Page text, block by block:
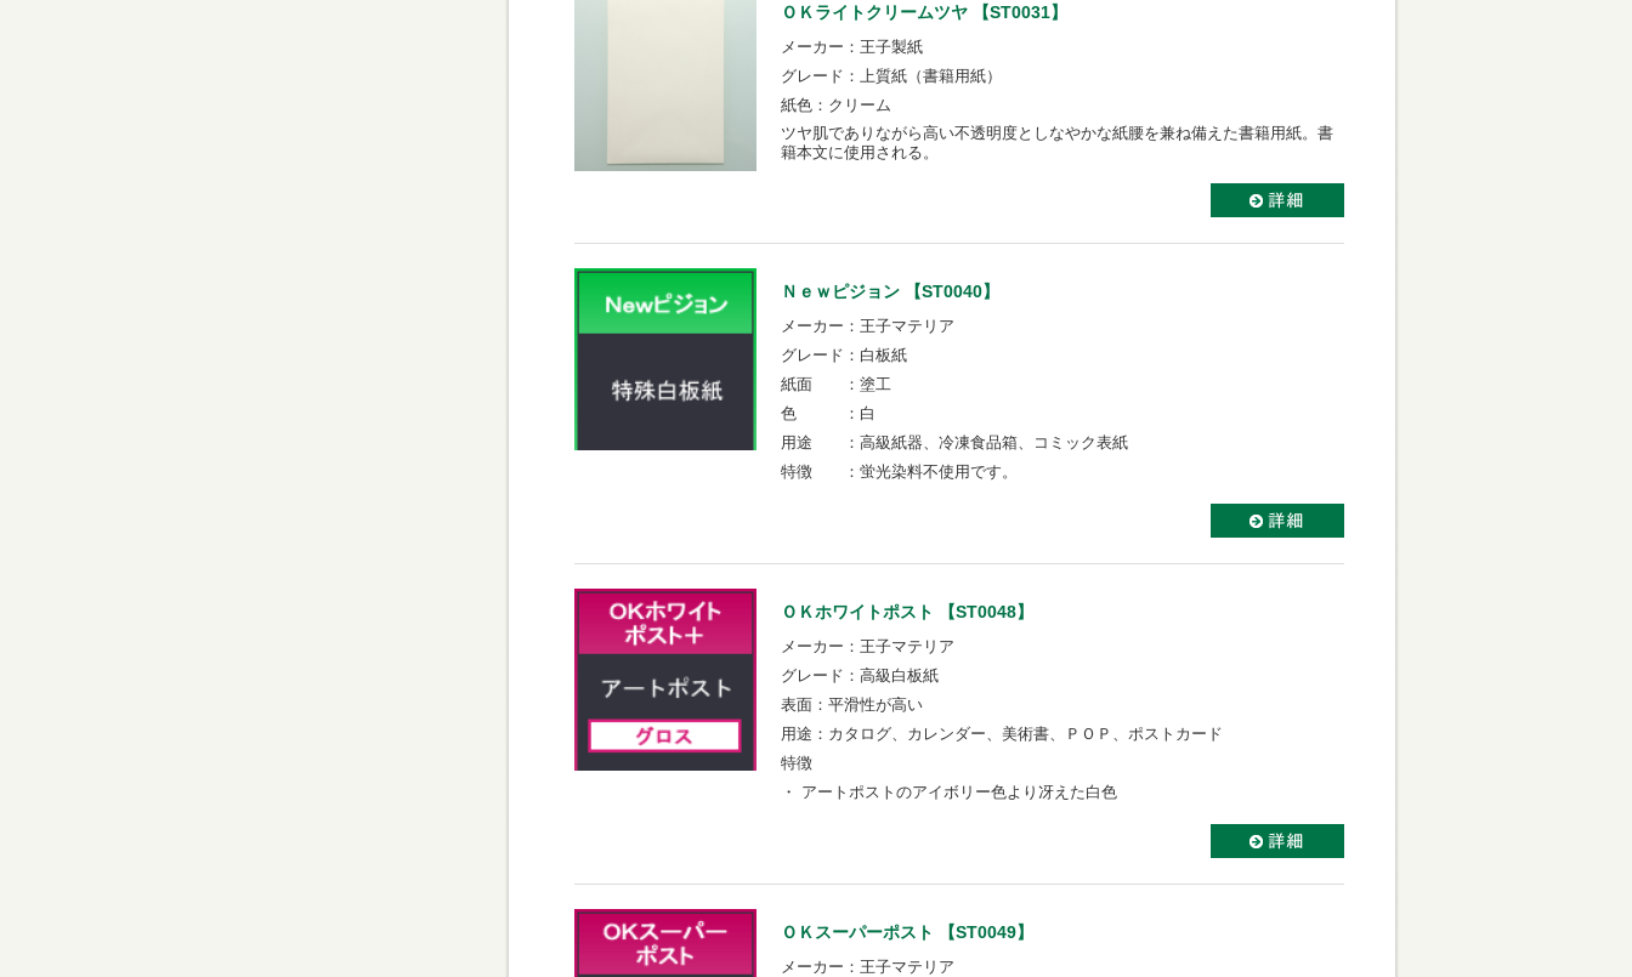
ＯＫライトクリームツヤ 【ST0031】
メーカー：王子製紙
グレード：上質紙（書籍用紙）
紙色：クリーム
ツヤ肌でありながら高い不透明度としなやかな紙腰を兼ね備えた書籍用紙。書
籍本文に使用される。
Ｎｅｗピジョン 【ST0040】
メーカー：王子マテリア
グレード：白板紙
紙面 ：塗工
色 ：白
用途 ：高級紙器、冷凍食品箱、コミック表紙
特徴 ：蛍光染料不使用です。
ＯＫホワイトポスト 【ST0048】
メーカー：王子マテリア
グレード：高級白板紙
表面：平滑性が高い
用途：カタログ、カレンダー、美術書、ＰＯＰ、ポストカード
特徴
・ アートポストのアイボリー色より冴えた白色
ＯＫスーパーポスト 【ST0049】
メーカー：王子マテリア